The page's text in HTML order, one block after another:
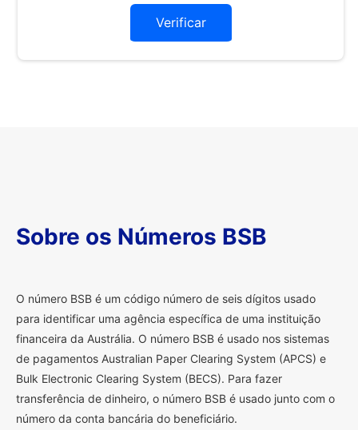
Verificar
Sobre os Números BSB
O número BSB é um código número de seis dígitos usado
para identificar uma agência específica de uma instituição
financeira da Austrália. O número BSB é usado nos sistemas
de pagamentos Australian Paper Clearing System (APCS) e
Bulk Electronic Clearing System (BECS). Para fazer
transferência de dinheiro, o número BSB é usado junto com o
número da conta bancária do beneficiário.